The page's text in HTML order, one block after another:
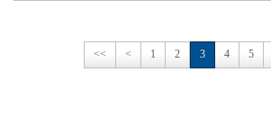
<< < 1 2 3 4 5